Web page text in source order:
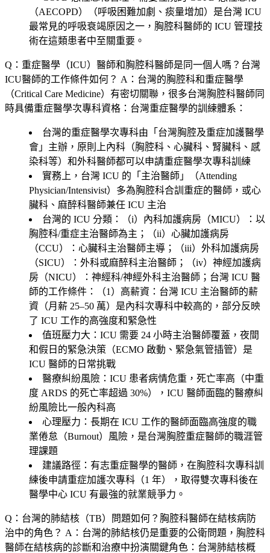
（AECOPD）（呼吸困難加劇、痰量增加）是台灣 ICU
最常見的呼吸衰竭原因之一，胸腔科醫師的 ICU 管理技
術在這類患者中至關重要。
Q：重症醫學（ICU）醫師和胸腔科醫師是同一個人嗎？台灣
ICU醫師的工作條件如何？ A：台灣的胸腔科和重症醫學
（Critical Care Medicine）有密切關聯，很多台灣胸腔科醫師同
時具備重症醫學次專科資格：台灣重症醫學的訓練體系：
台灣的重症醫學次專科由「台灣胸腔及重症加護醫學
會」主辦，原則上內科（胸腔科、心臟科、腎臟科、感
染科等）和外科醫師都可以申請重症醫學次專科訓練
實務上，台灣 ICU 的「主治醫師」（Attending
Physician/Intensivist）多為胸腔科合訓重症的醫師，或心
臟科、麻醉科醫師兼任 ICU 主治
台灣的 ICU 分類：（i）內科加護病房（MICU）：以
胸腔科/重症主治醫師為主；（ii）心臟加護病房
（CCU）：心臟科主治醫師主導；（iii）外科加護病房
（SICU）：外科或麻醉科主治醫師；（iv）神經加護病
房（NICU）：神經科/神經外科主治醫師；台灣 ICU 醫
師的工作條件：（1） 高薪資 ：台灣 ICU 主治醫師的薪
資（月薪 25–50 萬）是內科次專科中較高的，部分反映
了 ICU 工作的高強度和緊急性
值班壓力大 ：ICU 需要 24 小時主治醫師覆蓋，夜間
和假日的緊急決策（ECMO 啟動、緊急氣管插管）是
ICU 醫師的日常挑戰
醫療糾紛風險 ：ICU 患者病情危重，死亡率高（中重
度 ARDS 的死亡率超過 30%），ICU 醫師面臨的醫療糾
紛風險比一般內科高
心理壓力 ：長期在 ICU 工作的醫師面臨高強度的職
業倦怠（Burnout）風險，是台灣胸腔重症醫師的職涯管
理課題
建議路徑：有志重症醫學的醫師，在胸腔科次專科訓
練後申請重症加護次專科（1 年），取得雙次專科後在
醫學中心 ICU 有最強的就業競爭力。
Q：台灣的肺結核（TB）問題如何？胸腔科醫師在結核病防
治中的角色？ A：台灣的肺結核仍是重要的公衛問題，胸腔科
醫師在結核病的診斷和治療中扮演關鍵角色：台灣肺結核概